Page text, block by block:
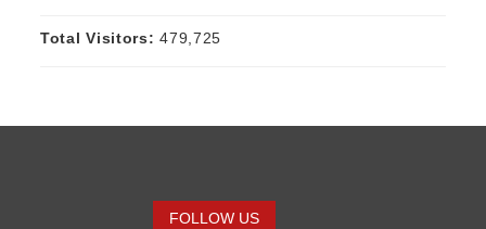
Total Visitors:479,725
FOLLOW US